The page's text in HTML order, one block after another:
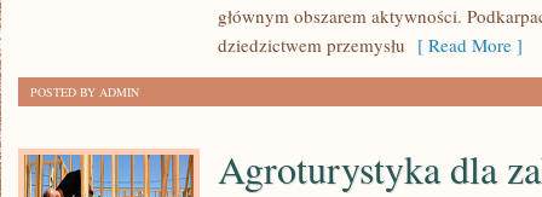
głównym obszarem aktywności.
dziedzictwem przemysłu [ Read More ]
POSTED BY ADMIN
Agroturystyka dla